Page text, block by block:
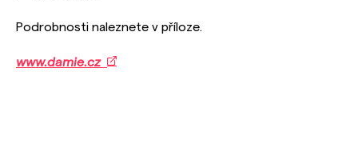
Podrobnosti naleznete v příloze.
www.damie.cz